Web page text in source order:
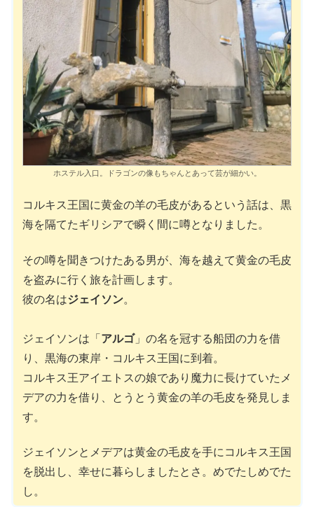
ホステル入口。ドラゴンの像もちゃんとあって芸が細かい。
コルキス王国に黄金の羊の毛皮があるという話は、黒
海を隔てたギリシアで瞬く間に噂となりました。
その噂を聞きつけたある男が、海を越えて黄金の毛皮
を盗みに行く旅を計画します。
彼の名はジェイソン。
ジェイソンは「 アルゴ」の名を冠する船団の力を借
り、黒海の東岸・コルキス王国に到着。
コルキス王アイエトスの娘であり魔力に長けていたメ
デアの力を借り、とうとう黄金の羊の毛皮を発見しま
す。
ジェイソンとメデアは黄金の毛皮を手にコルキス王国
を脱出し、幸せに暮らしましたとさ。めでたしめでた
し。